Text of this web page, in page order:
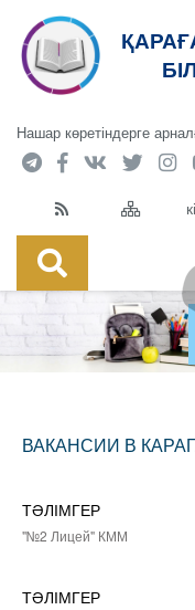
Нашар көретіндерге
ВАКАНСИИ В
ТӘЛІМГЕР
"№2 Лицей" КММ
ТӘЛІМГЕР